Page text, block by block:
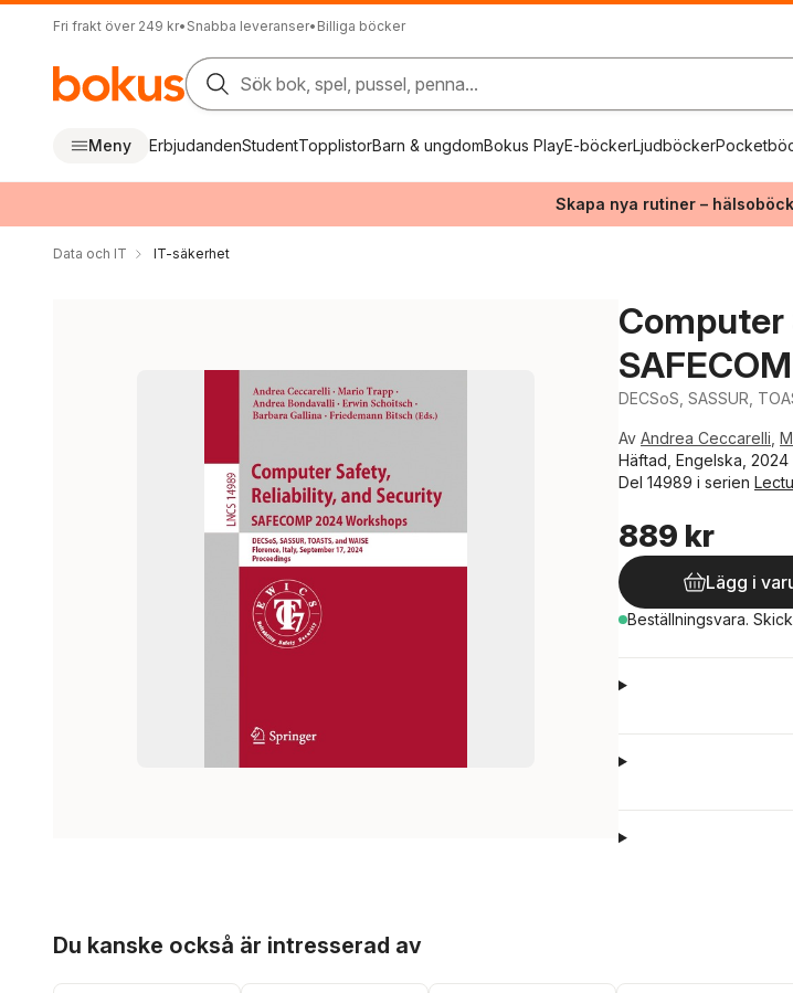
Fri frakt över 249 kr• Snabba leveranser• Billiga böcker
Sök bok, spel, pussel, penna...
Meny ErbjudandenStudentTopplistorBarn & ungdomBokus PlayE-böckerLjudböcker
Skapa nya rutiner –
Data och IT IT-säkerhet
Computer
DECSoS, SASSUR,
Av Andrea Ceccarelli
Häftad, Engelska, 2024
Del 14989 i serien
889 kr
Lägg i
Beställningsvara.
Du kanske också är intresserad av